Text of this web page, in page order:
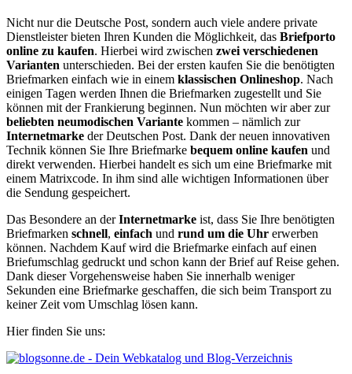
Nicht nur die Deutsche Post, sondern auch viele andere private
Dienstleister bieten Ihren Kunden die Möglichkeit, das Briefporto
online zu kaufen. Hierbei wird zwischen zwei verschiedenen
Varianten unterschieden. Bei der ersten kaufen Sie die benötigten
Briefmarken einfach wie in einem klassischen Onlineshop. Nach
einigen Tagen werden Ihnen die Briefmarken zugestellt und Sie
können mit der Frankierung beginnen. Nun möchten wir aber zur
beliebten neumodischen Variante kommen – nämlich zur
Internetmarke der Deutschen Post. Dank der neuen innovativen
Technik können Sie Ihre Briefmarke bequem online kaufen und
direkt verwenden. Hierbei handelt es sich um eine Briefmarke mit
einem Matrixcode. In ihm sind alle wichtigen Informationen über
die Sendung gespeichert.
Das Besondere an derInternetmarke ist, dass Sie Ihre benötigten
Briefmarken schnell, einfach und rund um die Uhr erwerben
können. Nachdem Kauf wird die Briefmarke einfach auf einen
Briefumschlag gedruckt und schon kann der Brief auf Reise gehen.
Dank dieser Vorgehensweise haben Sie innerhalb weniger
Sekunden eine Briefmarke geschaffen, die sich beim Transport zu
keiner Zeit vom Umschlag lösen kann.
Hier finden Sie uns: